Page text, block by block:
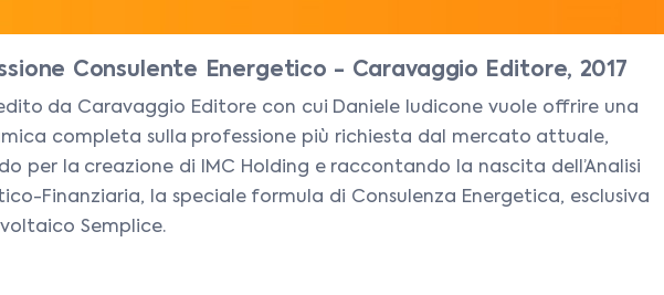
Consulente Energetico - Caravaggio Editore, 2017
da Caravaggio Editore con cui Daniele Iudicone vuole offrire una
completa sulla professione più richiesta dal mercato attuale,
per la creazione di IMC Holding e raccontando la nascita dell’Analisi
Finanziaria, la speciale formula di Consulenza Energetica, esclusiva
Semplice.